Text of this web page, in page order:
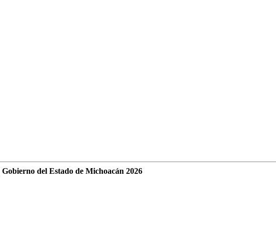
Gobierno del Estado de Michoacán 2026